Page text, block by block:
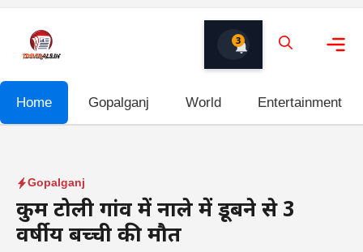
content
3
Home Gopalganj World Entertainment
Gopalganj
कुर्म टोली गांव में नाले में डूबने से 3
वर्षीय बच्ची की मौत